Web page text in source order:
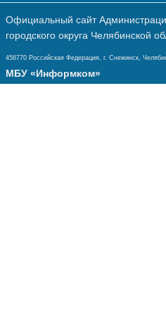
Официальный сайт
городского округа Челябинской
456770 Российская Федерация, г. Снежинск,
МБУ «Информком»